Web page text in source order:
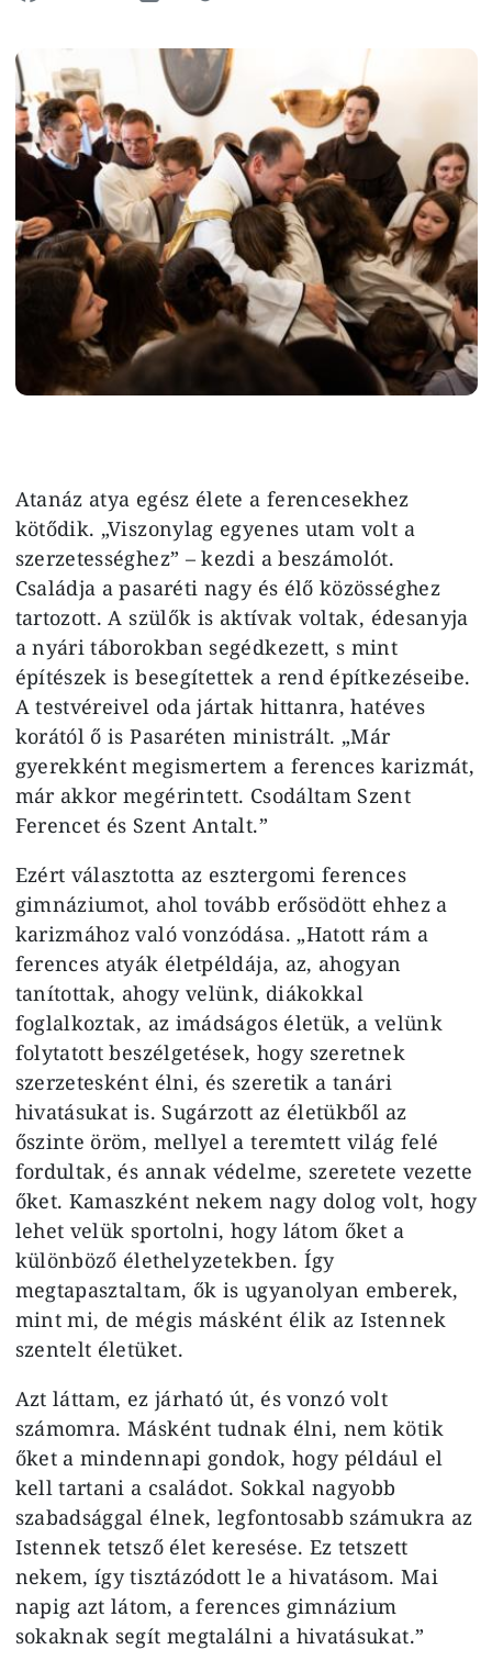
Image
Atanáz atya egész élete a ferencesekhez
kötődik. „Viszonylag egyenes utam volt a
szerzetességhez” – kezdi a beszámolót.
Családja a pasaréti nagy és élő közösséghez
tartozott. A szülők is aktívak voltak, édesanyja
a nyári táborokban segédkezett, s mint
építészek is besegítettek a rend építkezéseibe.
A testvéreivel oda jártak hittanra, hatéves
korától ő is Pasaréten ministrált. „Már
gyerekként megismertem a ferences karizmát,
már akkor megérintett. Csodáltam Szent
Ferencet és Szent Antalt.”
Ezért választotta az esztergomi ferences
gimnáziumot, ahol tovább erősödött ehhez a
karizmához való vonzódása. „Hatott rám a
ferences atyák életpéldája, az, ahogyan
tanítottak, ahogy velünk, diákokkal
foglalkoztak, az imádságos életük, a velünk
folytatott beszélgetések, hogy szeretnek
szerzetesként élni, és szeretik a tanári
hivatásukat is. Sugárzott az életükből az
őszinte öröm, mellyel a teremtett világ felé
fordultak, és annak védelme, szeretete vezette
őket. Kamaszként nekem nagy dolog volt, hogy
lehet velük sportolni, hogy látom őket a
különböző élethelyzetekben. Így
megtapasztaltam, ők is ugyanolyan emberek,
mint mi, de mégis másként élik az Istennek
szentelt életüket.
Azt láttam, ez járható út, és vonzó volt
számomra. Másként tudnak élni, nem kötik
őket a mindennapi gondok, hogy például el
kell tartani a családot. Sokkal nagyobb
szabadsággal élnek, legfontosabb számukra az
Istennek tetsző élet keresése. Ez tetszett
nekem, így tisztázódott le a hivatásom. Mai
napig azt látom, a ferences gimnázium
sokaknak segít megtalálni a hivatásukat.”